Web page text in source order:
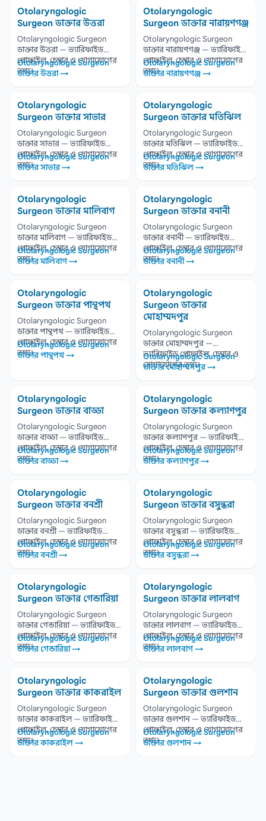
Otolaryngologic
Surgeon ডাক্তার উত্তরা
Otolaryngologic Surgeon
ডাক্তার উত্তরা — ভ্যারিফাইড
প্রোফাইল, চেম্বার ও যোগাযোগের
তথ্য।
Otolaryngologic Surgeon
ডাক্তার উত্তরা →
Otolaryngologic
Surgeon ডাক্তার নারায়ণগঞ্জ
Otolaryngologic Surgeon
ডাক্তার নারায়ণগঞ্জ — ভ্যারিফাইড
প্রোফাইল, চেম্বার ও যোগাযোগের
তথ্য।
Otolaryngologic Surgeon
ডাক্তার নারায়ণগঞ্জ →
Otolaryngologic
Surgeon ডাক্তার সাভার
Otolaryngologic Surgeon
ডাক্তার সাভার — ভ্যারিফাইড
প্রোফাইল, চেম্বার ও যোগাযোগের
তথ্য।
Otolaryngologic Surgeon
ডাক্তার সাভার →
Otolaryngologic
Surgeon ডাক্তার মতিঝিল
Otolaryngologic Surgeon
ডাক্তার মতিঝিল — ভ্যারিফাইড
প্রোফাইল, চেম্বার ও যোগাযোগের
তথ্য।
Otolaryngologic Surgeon
ডাক্তার মতিঝিল →
Otolaryngologic
Surgeon ডাক্তার মালিবাগ
Otolaryngologic Surgeon
ডাক্তার মালিবাগ — ভ্যারিফাইড
প্রোফাইল, চেম্বার ও যোগাযোগের
তথ্য।
Otolaryngologic Surgeon
ডাক্তার মালিবাগ →
Otolaryngologic
Surgeon ডাক্তার বনানী
Otolaryngologic Surgeon
ডাক্তার বনানী — ভ্যারিফাইড
প্রোফাইল, চেম্বার ও যোগাযোগের
তথ্য।
Otolaryngologic Surgeon
ডাক্তার বনানী →
Otolaryngologic
Surgeon ডাক্তার পান্থপথ
Otolaryngologic Surgeon
ডাক্তার পান্থপথ — ভ্যারিফাইড
প্রোফাইল, চেম্বার ও যোগাযোগের
তথ্য।
Otolaryngologic Surgeon
ডাক্তার পান্থপথ →
Otolaryngologic
Surgeon ডাক্তার
মোহাম্মদপুর
Otolaryngologic Surgeon
ডাক্তার মোহাম্মদপুর —
ভ্যারিফাইড প্রোফাইল, চেম্বার ও
যোগাযোগের তথ্য।
Otolaryngologic Surgeon
ডাক্তার মোহাম্মদপুর →
Otolaryngologic
Surgeon ডাক্তার বাড্ডা
Otolaryngologic Surgeon
ডাক্তার বাড্ডা — ভ্যারিফাইড
প্রোফাইল, চেম্বার ও যোগাযোগের
তথ্য।
Otolaryngologic Surgeon
ডাক্তার বাড্ডা →
Otolaryngologic
Surgeon ডাক্তার কল্যাণপুর
Otolaryngologic Surgeon
ডাক্তার কল্যাণপুর — ভ্যারিফাইড
প্রোফাইল, চেম্বার ও যোগাযোগের
তথ্য।
Otolaryngologic Surgeon
ডাক্তার কল্যাণপুর →
Otolaryngologic
Surgeon ডাক্তার বনশ্রী
Otolaryngologic Surgeon
ডাক্তার বনশ্রী — ভ্যারিফাইড
প্রোফাইল, চেম্বার ও যোগাযোগের
তথ্য।
Otolaryngologic Surgeon
ডাক্তার বনশ্রী →
Otolaryngologic
Surgeon ডাক্তার বসুন্ধরা
Otolaryngologic Surgeon
ডাক্তার বসুন্ধরা — ভ্যারিফাইড
প্রোফাইল, চেম্বার ও যোগাযোগের
তথ্য।
Otolaryngologic Surgeon
ডাক্তার বসুন্ধরা →
Otolaryngologic
Surgeon ডাক্তার গেন্ডারিয়া
Otolaryngologic Surgeon
ডাক্তার গেন্ডারিয়া — ভ্যারিফাইড
প্রোফাইল, চেম্বার ও যোগাযোগের
তথ্য।
Otolaryngologic Surgeon
ডাক্তার গেন্ডারিয়া →
Otolaryngologic
Surgeon ডাক্তার লালবাগ
Otolaryngologic Surgeon
ডাক্তার লালবাগ — ভ্যারিফাইড
প্রোফাইল, চেম্বার ও যোগাযোগের
তথ্য।
Otolaryngologic Surgeon
ডাক্তার লালবাগ →
Otolaryngologic
Surgeon ডাক্তার কাকরাইল
Otolaryngologic Surgeon
ডাক্তার কাকরাইল — ভ্যারিফাইড
প্রোফাইল, চেম্বার ও যোগাযোগের
তথ্য।
Otolaryngologic Surgeon
ডাক্তার কাকরাইল →
Otolaryngologic
Surgeon ডাক্তার গুলশান
Otolaryngologic Surgeon
ডাক্তার গুলশান — ভ্যারিফাইড
প্রোফাইল, চেম্বার ও যোগাযোগের
তথ্য।
Otolaryngologic Surgeon
ডাক্তার গুলশান →